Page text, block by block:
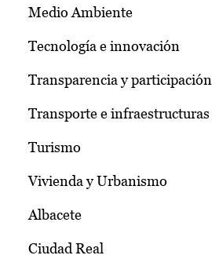
Medio Ambiente
Tecnología e innovación
Transparencia y participación
Transporte e infraestructuras
Turismo
Vivienda y Urbanismo
Albacete
Ciudad Real